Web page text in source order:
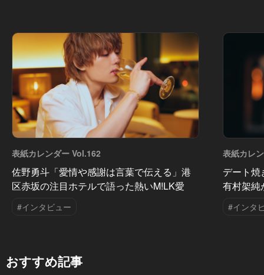
表紙カレンダー Vol.162
佐野勇斗「愛情や感謝は言葉で伝える」港
区赤坂の注目ホテルで語った熱いM!LK愛
#インタビュー
表紙カレ
デート
有村架純
#インタ
おすすめ記事